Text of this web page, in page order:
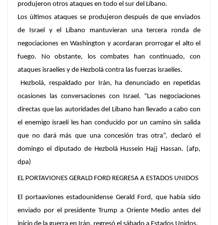
produjeron otros ataques en todo el sur del Líbano.
Los últimos ataques se produjeron después de que enviados
de Israel y el Líbano mantuvieran una tercera ronda de
negociaciones en Washington y acordaran prorrogar el alto el
fuego. No obstante, los combates han continuado, con
ataques israelíes y de Hezbolá contra las fuerzas israelíes.
Hezbolá, respaldado por Irán, ha denunciado en repetidas
ocasiones las conversaciones con Israel. “Las negociaciones
directas que las autoridades del Líbano han llevado a cabo con
el enemigo israelí les han conducido por un camino sin salida
que no dará más que una concesión tras otra”, declaró el
domingo el diputado de Hezbolá Hussein Hajj Hassan. (afp,
dpa)
EL PORTAVIONES GERALD FORD REGRESA A ESTADOS UNIDOS
El portaaviones estadounidense Gerald Ford, que había sido
enviado por el presidente Trump a Oriente Medio antes del